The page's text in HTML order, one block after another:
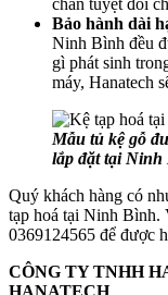
chắn tuyệt đối
Bảo hành dài
Ninh Bình đều
gì phát sinh
máy, Hanatech
Mẫu tủ kệ gỗ
lắp đặt tại Ninh
Quý khách hàng có
tạp hoá tại Ninh Bình.
0369124565 để được
CÔNG TY TNHH